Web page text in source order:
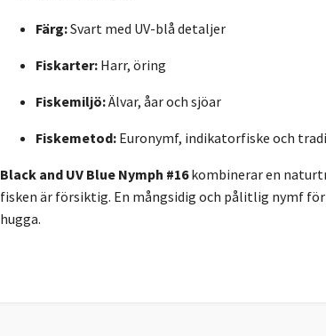
Färg:Svart med UV-blå detaljer
Fiskarter: Harr, öring
Fiskemiljö:Älvar, åar och sjöar
Fiskemetod: Euronymf, indikatorfiske och
Black and UV Blue Nymph #16kombinerar en
fisken är försiktig. En mångsidig och pålitlig nymf
hugga.